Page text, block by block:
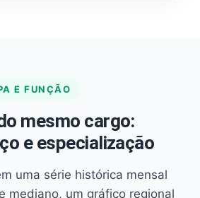
E FUNÇÃO
mesmo cargo:
e especialização
uma série histórica mensal
mediano, um gráfico regional